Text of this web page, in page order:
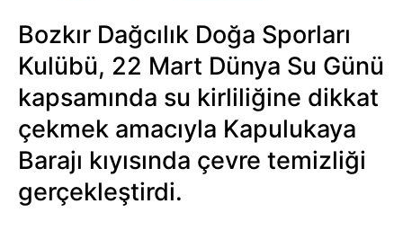
Bozkır Dağcılık Doğa Sporları
Kulübü, 22 Mart Dünya Su Günü
kapsamında su kirliliğine dikkat
çekmek amacıyla Kapulukaya
Barajı kıyısında çevre temizliği
gerçekleştirdi.